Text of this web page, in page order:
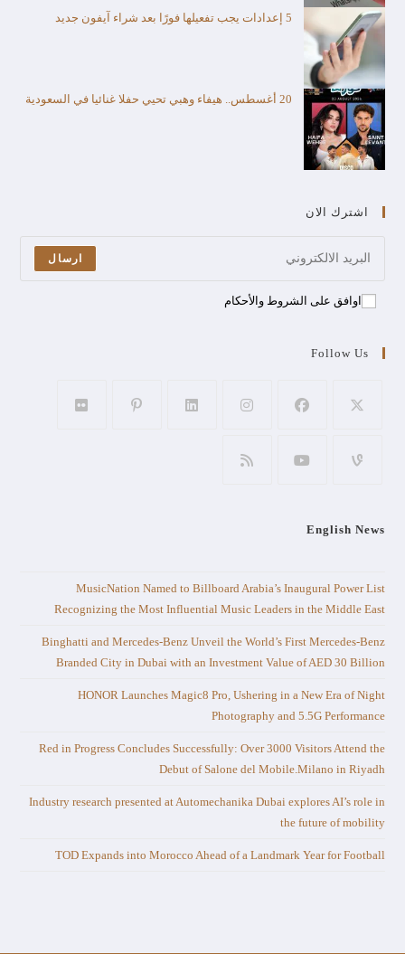
5 إعدادات يجب تفعيلها فورًا بعد شراء آيفون جديد
20 أغسطس.. هيفاء وهبي تحيي حفلا غنائيا في السعودية
اشترك الان
ارسال
اوافق على الشروط والأحكام
Follow Us
English News
MusicNation Named to Billboard Arabia’s Inaugural Power List
Recognizing the Most Influential Music Leaders in the Middle East
Binghatti and Mercedes-Benz Unveil the World’s First Mercedes-Benz
Branded City in Dubai with an Investment Value of AED 30 Billion
HONOR Launches Magic8 Pro, Ushering in a New Era of Night
Photography and 5.5G Performance
Red in Progress Concludes Successfully: Over 3000 Visitors Attend the
Debut of Salone del Mobile.Milano in Riyadh
Industry research presented at Automechanika Dubai explores AI’s role in
the future of mobility
TOD Expands into Morocco Ahead of a Landmark Year for Football